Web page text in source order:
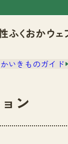
紹介
いきものガイド
ン